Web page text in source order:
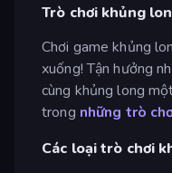
Trò chơi khủng
Chơi game khủng
xuống! Tận hưởng
cùng khủng long
trong những trò
Các loại trò chơi